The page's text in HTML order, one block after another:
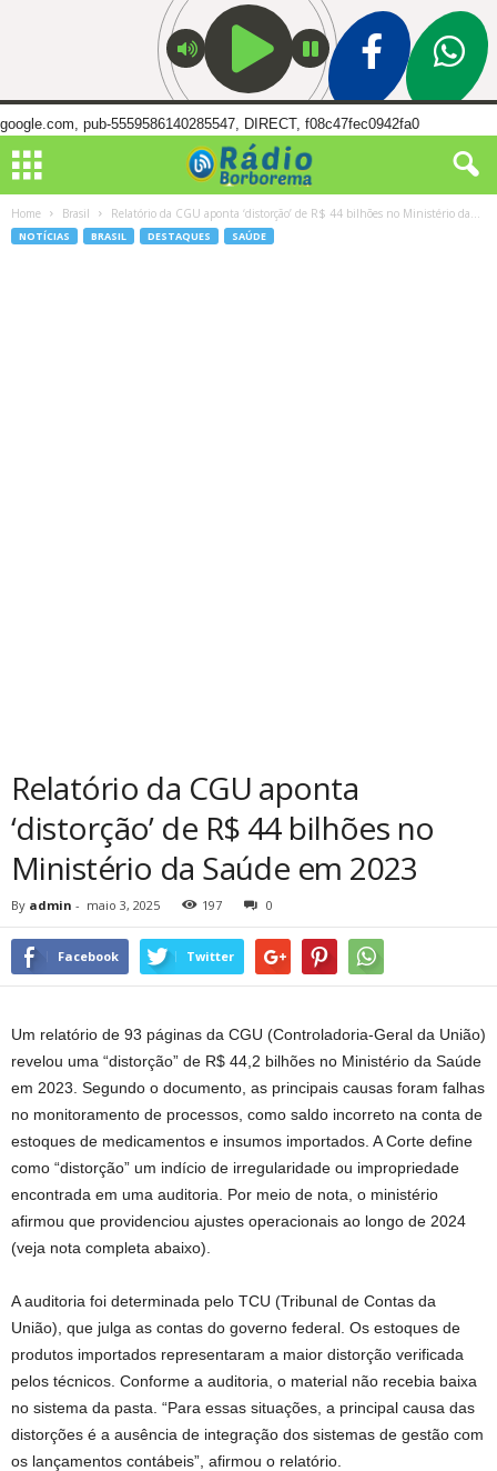
google.com, pub-5559586140285547, DIRECT, f08c47fec0942fa0
Home Brasil Relatório da CGU aponta ‘distorção’ de R$ 44 bilhões no Ministério da...
NOTÍCIAS BRASIL DESTAQUES SAÚDE
Relatório da CGU aponta
‘distorção’ de R$ 44 bilhões no
Ministério da Saúde em 2023
By admin - maio 3, 2025 197 0
Facebook Twitter
Um relatório de 93 páginas da CGU (Controladoria-Geral da União)
revelou uma “distorção” de R$ 44,2 bilhões no Ministério da Saúde
em 2023. Segundo o documento, as principais causas foram falhas
no monitoramento de processos, como saldo incorreto na conta de
estoques de medicamentos e insumos importados. A Corte define
como “distorção” um indício de irregularidade ou impropriedade
encontrada em uma auditoria. Por meio de nota, o ministério
afirmou que providenciou ajustes operacionais ao longo de 2024
(veja nota completa abaixo).
A auditoria foi determinada pelo TCU (Tribunal de Contas da
União), que julga as contas do governo federal. Os estoques de
produtos importados representaram a maior distorção verificada
pelos técnicos. Conforme a auditoria, o material não recebia baixa
no sistema da pasta. “Para essas situações, a principal causa das
distorções é a ausência de integração dos sistemas de gestão com
os lançamentos contábeis”, afirmou o relatório.